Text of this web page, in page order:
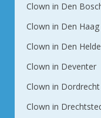
Clown in Den
Clown in Den Haag
Clown in Den
Clown in Deventer
Clown in Dordrecht
Clown in